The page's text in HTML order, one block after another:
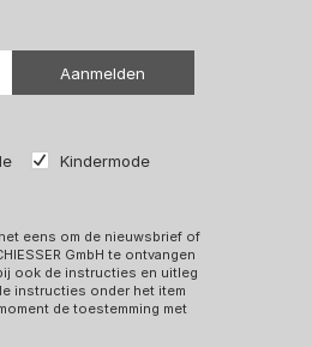
Aanmelden
Kindermode
eens om de nieuwsbrief of
GmbH te ontvangen
ook de instructies en uitleg
instructies onder het item
de toestemming met